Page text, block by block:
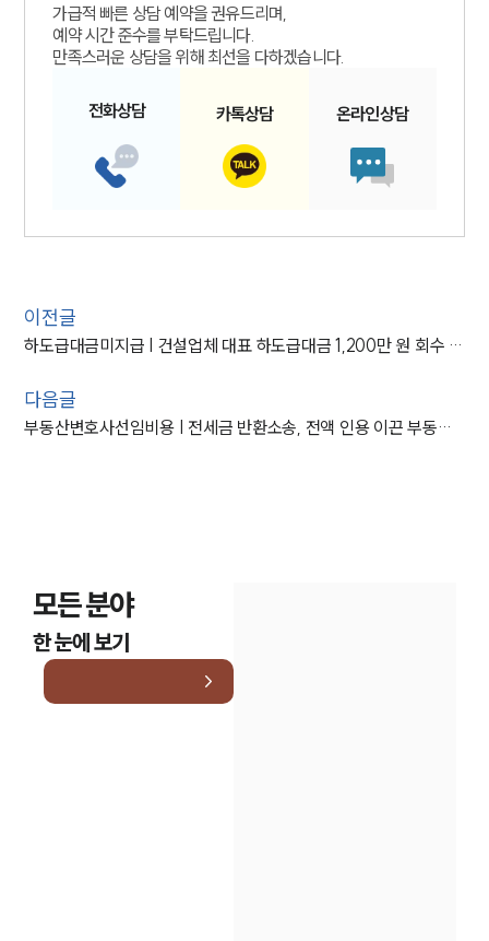
가급적 빠른 상담 예약을 권유드리며,
예약 시간 준수를 부탁드립니다.
만족스러운 상담을 위해 최선을 다하겠습니다.
전화상담 카톡상담 온라인상담
이전글
하도급대금미지급 | 건설업체 대표 하도급대금 1,200만 원 회수 도운 건설변호사
다음글
부동산변호사선임비용 | 전세금 반환소송, 전액 인용 이끈 부동산변호사
모든 분야
한 눈에 보기